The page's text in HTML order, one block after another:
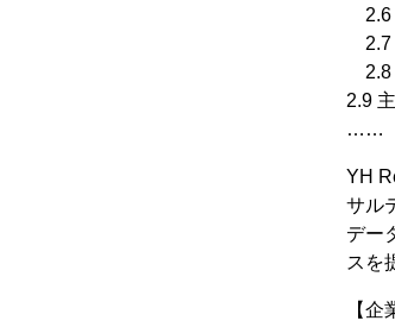
2.6
2.7
2.8
2.9
……（
YH
サル
デー
スを
【